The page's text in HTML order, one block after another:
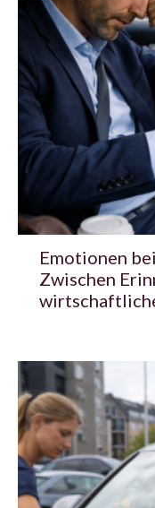
Emotionen
Zwischen